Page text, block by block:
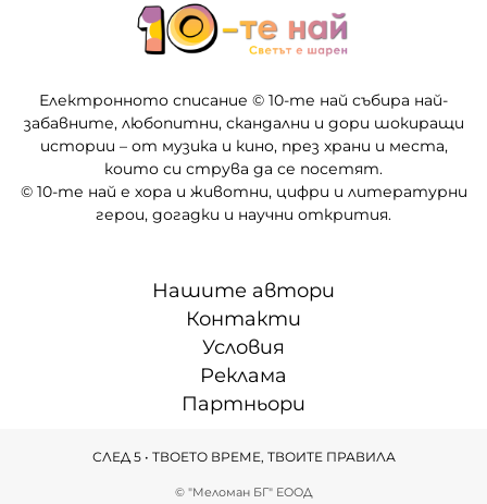
Електронното списание © 10-те най събира най-
забавните, любопитни, скандални и дори шокиращи
истории – от музика и кино, през храни и места,
които си струва да се посетят.
© 10-те най е хора и животни, цифри и литературни
герои, догадки и научни открития.
Нашите автори
Контакти
Условия
Реклама
Партньори
© "Меломан БГ" ЕООД
СЛЕД 5 • ТВОЕТО ВРЕМЕ, ТВОИТЕ ПРАВИЛА